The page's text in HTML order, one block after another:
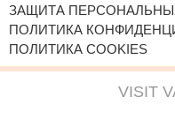
ЗАЩИТА
ПОЛИТИКА
ПОЛИТИКА COOKIES
VISIT